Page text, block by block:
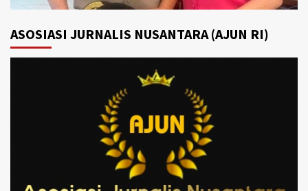
ASOSIASI JURNALIS NUSANTARA (AJUN RI)